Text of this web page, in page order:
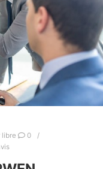
libre
0